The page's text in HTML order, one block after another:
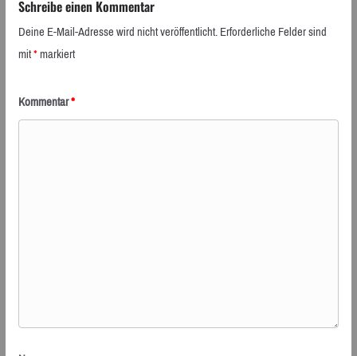
Schreibe einen Kommentar
Deine E-Mail-Adresse wird nicht veröffentlicht.Erforderliche Felder sind
mit*markiert
Kommentar*